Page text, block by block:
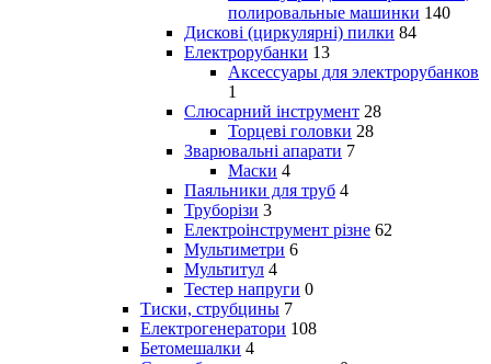
полировальные машинки 140
Дискові (циркулярні) пилки 84
Електрорубанки 13
Аксессуары для электрорубанков
1
Слюсарний інструмент 28
Торцеві головки 28
Зварювальні апарати 7
Маски 4
Паяльники для труб 4
Труборізи 3
Електроінструмент різне 62
Мультиметри 6
Мультитул 4
Тестер напруги 0
Тиски, струбцины 7
Електрогенератори 108
Бетомешалки 4